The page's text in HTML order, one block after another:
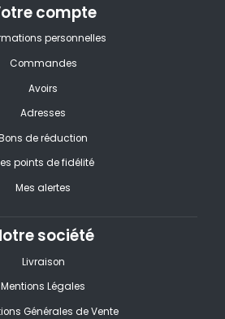
compte
personnelles
Commandes
Avoirs
Adresses
de réduction
points de fidélité
Mes alertes
société
Livraison
Mentions Légales
Générales de Vente